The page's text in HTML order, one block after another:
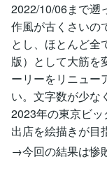
2022/10/06まで遡
作風が古くさいの
とし、ほとんど全
版）として大筋を
ーリーをリニュー
い。文字数が少な
2023年の東京ビ
出店を絵描きが目
→今回の結果は惨